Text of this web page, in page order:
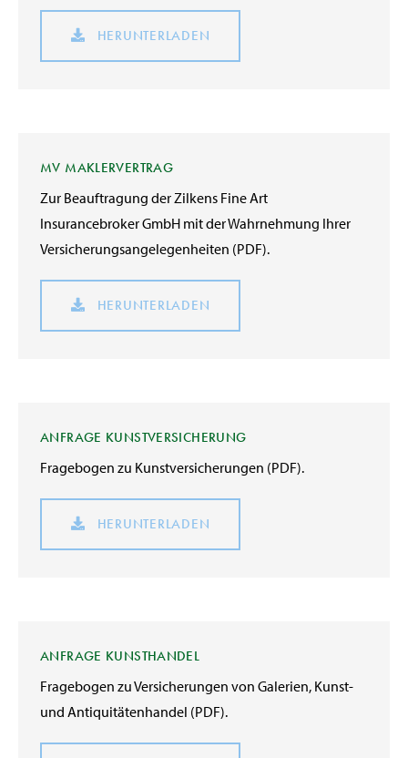
HERUNTERLADEN
MV MAKLERVERTRAG
Zur Beauftragung der Zilkens Fine Art
Insurancebroker GmbH mit der Wahrnehmung Ihrer
Versicherungsangelegenheiten (PDF).
HERUNTERLADEN
ANFRAGE KUNSTVERSICHERUNG
Fragebogen zu Kunstversicherungen (PDF).
HERUNTERLADEN
ANFRAGE KUNSTHANDEL
Fragebogen zu Versicherungen von Galerien, Kunst-
und Antiquitätenhandel (PDF).